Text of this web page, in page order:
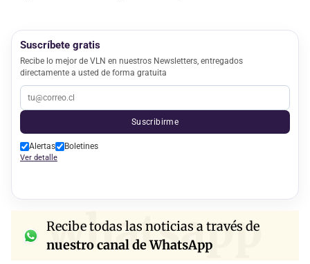
Suscríbete gratis
Recibe lo mejor de VLN en nuestros Newsletters, entregados
directamente a usted de forma gratuita
Suscribirme
Alertas Boletines
Ver detalle
whatsapp
Recibe todas las noticias a través de
nuestro canal de WhatsApp